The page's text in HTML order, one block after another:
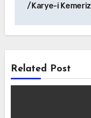
/Karye-i Kemeriz
Related Post